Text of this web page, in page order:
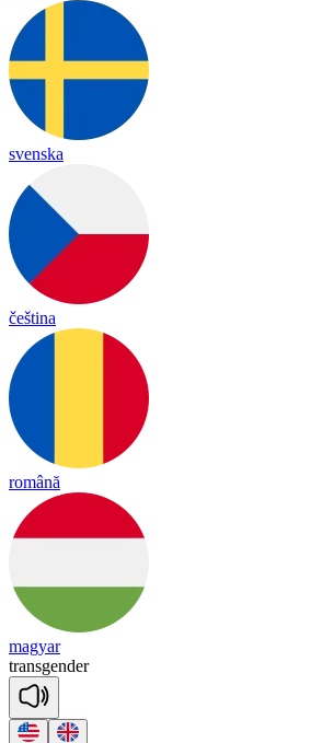
svenska
čeština
română
magyar
transgender